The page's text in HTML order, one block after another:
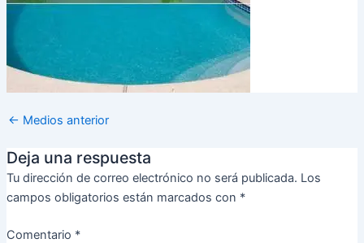
← Medios anterior
Deja una respuesta
Tu dirección de correo electrónico no será publicada. Los
campos obligatorios están marcados con *
Comentario *